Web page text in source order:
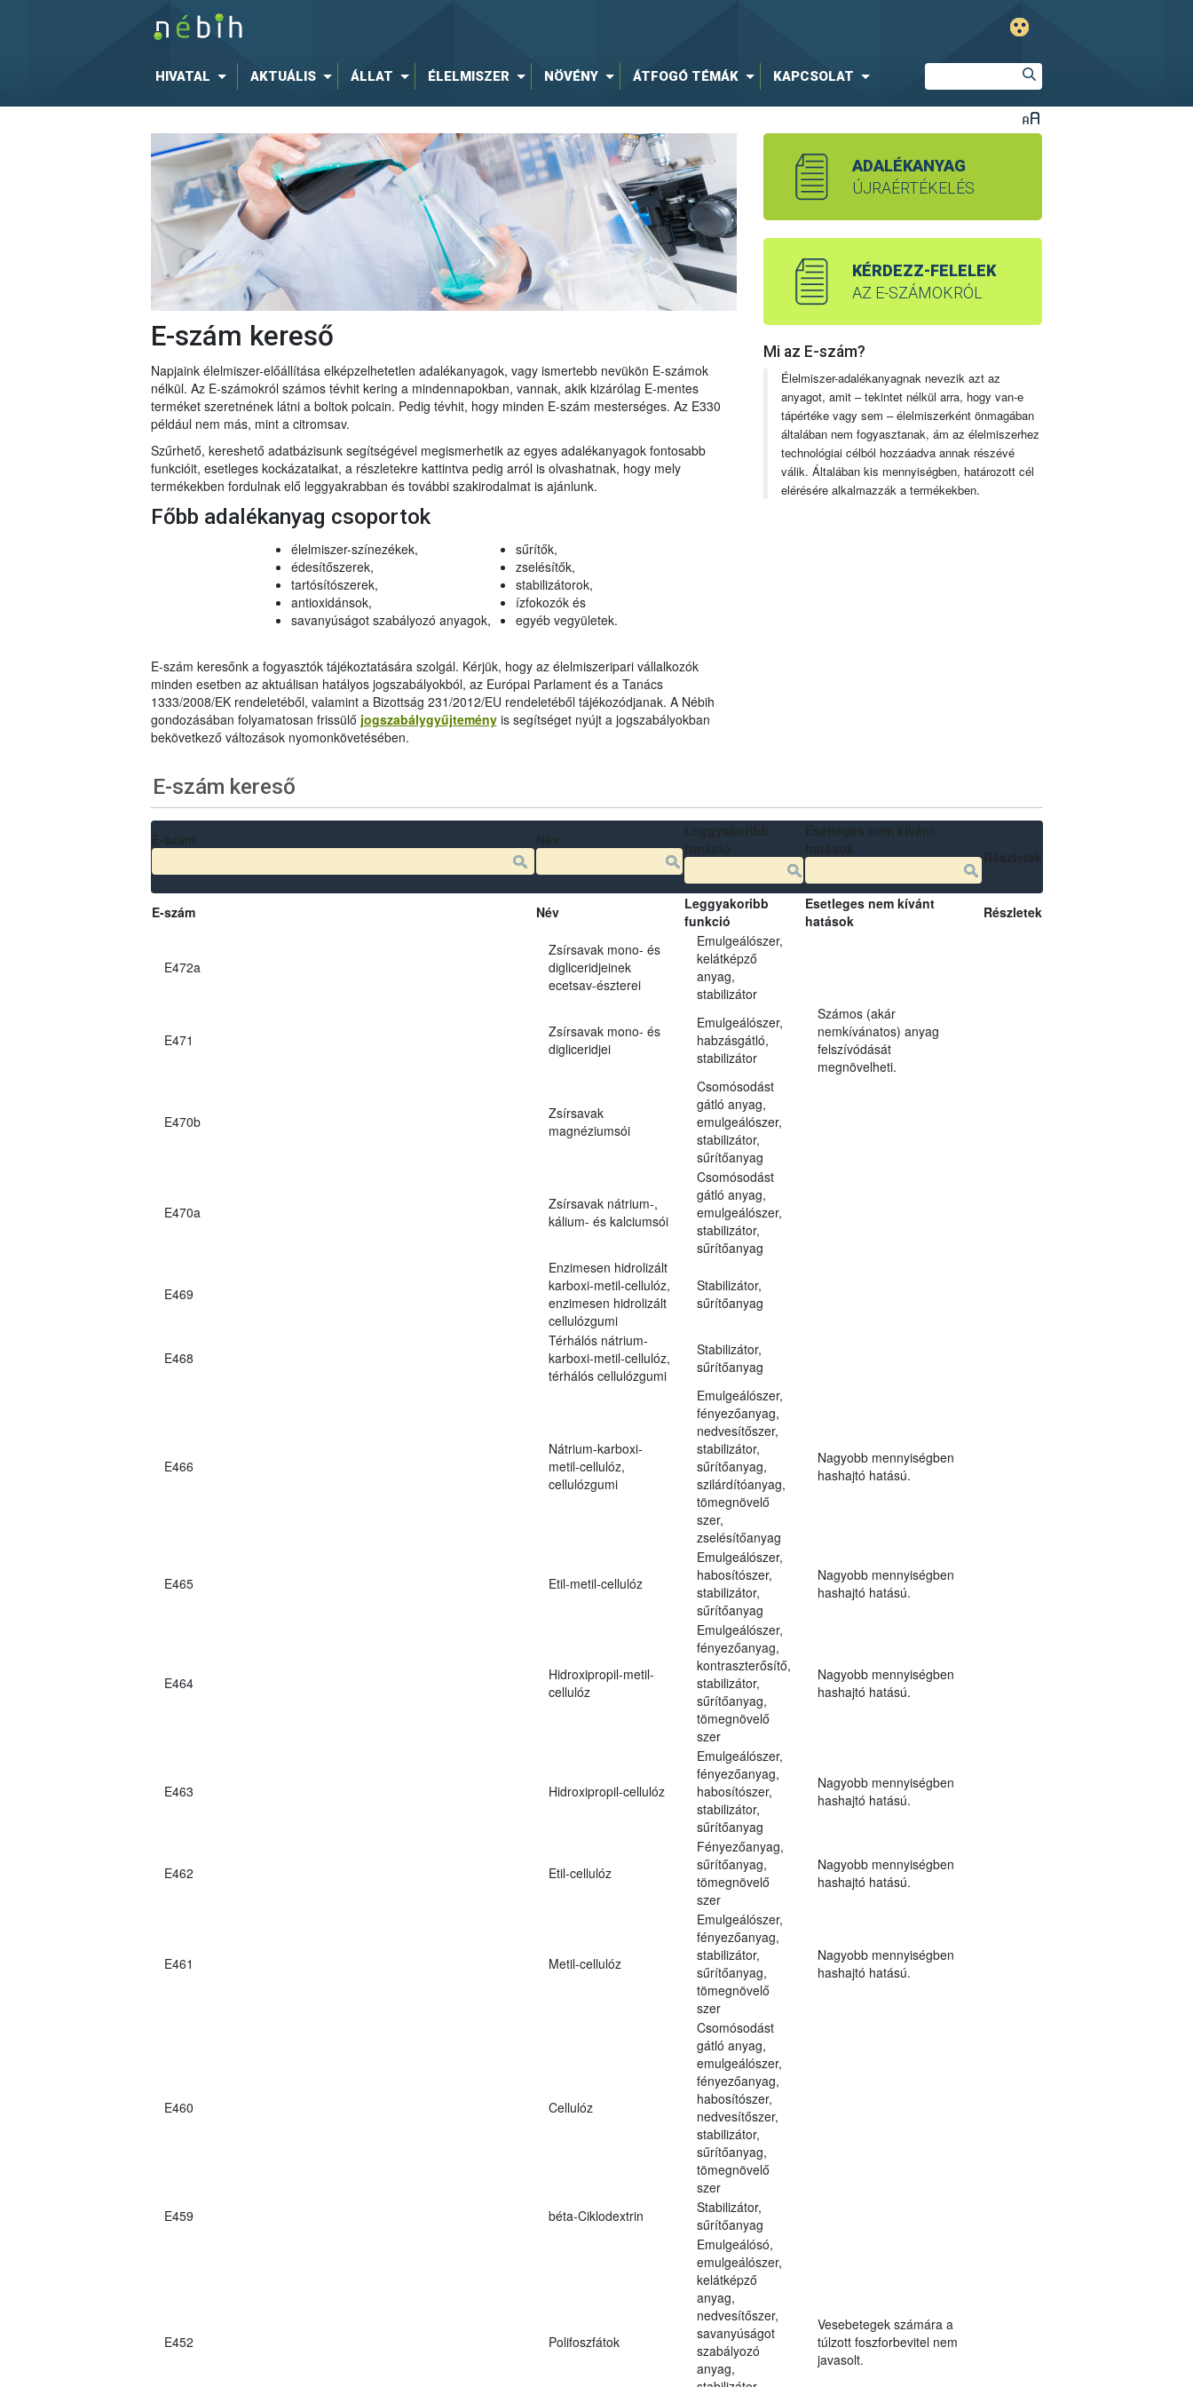
HIVATAL AKTUÁLIS ÁLLAT ÉLELMISZER NÖVÉNY ÁTFOGÓ TÉMÁK KAPCSOLAT
E-szám kereső
Napjaink élelmiszer-előállítása elképzelhetetlen adalékanyagok, vagy ismertebb nevükön E-számok
nélkül. Az E-számokról számos tévhit kering a mindennapokban, vannak, akik kizárólag E-mentes
terméket szeretnének látni a boltok polcain. Pedig tévhit, hogy minden E-szám mesterséges. Az E330
például nem más, mint a citromsav.
Szűrhető, kereshető adatbázisunk segítségével megismerhetik az egyes adalékanyagok fontosabb
funkcióit, esetleges kockázataikat, a részletekre kattintva pedig arról is olvashatnak, hogy mely
termékekben fordulnak elő leggyakrabban és további szakirodalmat is ajánlunk.
Főbb adalékanyag csoportok
élelmiszer-színezékek,
édesítőszerek,
tartósítószerek,
antioxidánsok,
savanyúságot szabályozó anyagok,
sűrítők,
zselésítők,
stabilizátorok,
ízfokozók és
egyéb vegyületek.
E-szám keresőnk a fogyasztók tájékoztatására szolgál. Kérjük, hogy az élelmiszeripari vállalkozók
minden esetben az aktuálisan hatályos jogszabályokból, az Európai Parlament és a Tanács
1333/2008/EK rendeletéből, valamint a Bizottság 231/2012/EU rendeletéből tájékozódjanak. A Nébih
gondozásában folyamatosan frissülő jogszabálygyűjteményis segítséget nyújt a jogszabályokban
bekövetkező változások nyomonkövetésében.
ADALÉKANYAG
ÚJRAÉRTÉKELÉS
KÉRDEZZ-FELELEK
AZ E-SZÁMOKRÓL
Mi az E-szám?
Élelmiszer-adalékanyagnak nevezik azt az
anyagot, amit – tekintet nélkül arra, hogy van-e
tápértéke vagy sem – élelmiszerként önmagában
általában nem fogyasztanak, ám az élelmiszerhez
technológiai célból hozzáadva annak részévé
válik. Általában kis mennyiségben, határozott cél
elérésére alkalmazzák a termékekben.
E-szám kereső
E-szám Név
Leggyakoribb
funkció
Esetleges nem kívánt
hatások
Részletek
E472a
Zsírsavak mono- és
digliceridjeinek
ecetsav-észterei
Emulgeálószer,
kelátképző
anyag,
stabilizátor
E471
Zsírsavak mono- és
digliceridjei
Emulgeálószer,
habzásgátló,
stabilizátor
Számos (akár
nemkívánatos) anyag
felszívódását
megnövelheti.
E470b
Zsírsavak
magnéziumsói
Csomósodást
gátló anyag,
emulgeálószer,
stabilizátor,
sűrítőanyag
E470a
Zsírsavak nátrium-,
kálium- és kalciumsói
Csomósodást
gátló anyag,
emulgeálószer,
stabilizátor,
sűrítőanyag
E469
Enzimesen hidrolizált
karboxi-metil-cellulóz,
enzimesen hidrolizált
cellulózgumi
Stabilizátor,
sűrítőanyag
E468
Térhálós nátrium-
karboxi-metil-cellulóz,
térhálós cellulózgumi
Stabilizátor,
sűrítőanyag
E466
Nátrium-karboxi-
metil-cellulóz,
cellulózgumi
Emulgeálószer,
fényezőanyag,
nedvesítőszer,
stabilizátor,
sűrítőanyag,
szilárdítóanyag,
tömegnövelő
szer,
zselésítőanyag
Nagyobb mennyiségben
hashajtó hatású.
E465 Etil-metil-cellulóz
Emulgeálószer,
habosítószer,
stabilizátor,
sűrítőanyag
Nagyobb mennyiségben
hashajtó hatású.
E464
Hidroxipropil-metil-
cellulóz
Emulgeálószer,
fényezőanyag,
kontraszterősítő,
stabilizátor,
sűrítőanyag,
tömegnövelő
szer
Nagyobb mennyiségben
hashajtó hatású.
E463 Hidroxipropil-cellulóz
Emulgeálószer,
fényezőanyag,
habosítószer,
stabilizátor,
sűrítőanyag
Nagyobb mennyiségben
hashajtó hatású.
E462 Etil-cellulóz
Fényezőanyag,
sűrítőanyag,
tömegnövelő
szer
Nagyobb mennyiségben
hashajtó hatású.
E461 Metil-cellulóz
Emulgeálószer,
fényezőanyag,
stabilizátor,
sűrítőanyag,
tömegnövelő
szer
Nagyobb mennyiségben
hashajtó hatású.
E460 Cellulóz
Csomósodást
gátló anyag,
emulgeálószer,
fényezőanyag,
habosítószer,
nedvesítőszer,
stabilizátor,
sűrítőanyag,
tömegnövelő
szer
E459
béta-Ciklodextrin
Stabilizátor,
sűrítőanyag
E452 Polifoszfátok
Emulgeálósó,
emulgeálószer,
kelátképző
anyag,
nedvesítőszer,
savanyúságot
szabályozó
anyag,
Vesebetegek számára a
túlzott foszforbevitel nem
javasolt.